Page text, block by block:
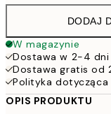
DODAJ
W magazynie
Dostawa w 2-4
Dostawa gratis od
Polityka
OPIS PRODUKTU